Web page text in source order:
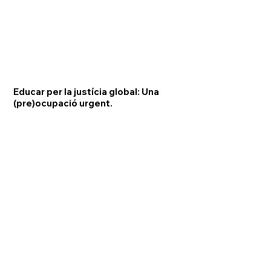
Educar per la justícia global: Una
(pre)ocupació urgent.